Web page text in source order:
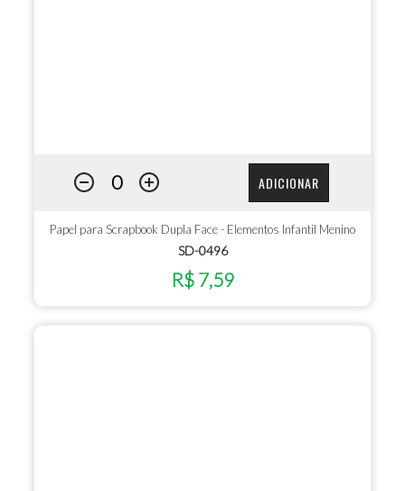
ADICIONAR
Papel para Scrapbook Dupla Face - Elementos Infantil Menino
SD-0496
R$ 7,59